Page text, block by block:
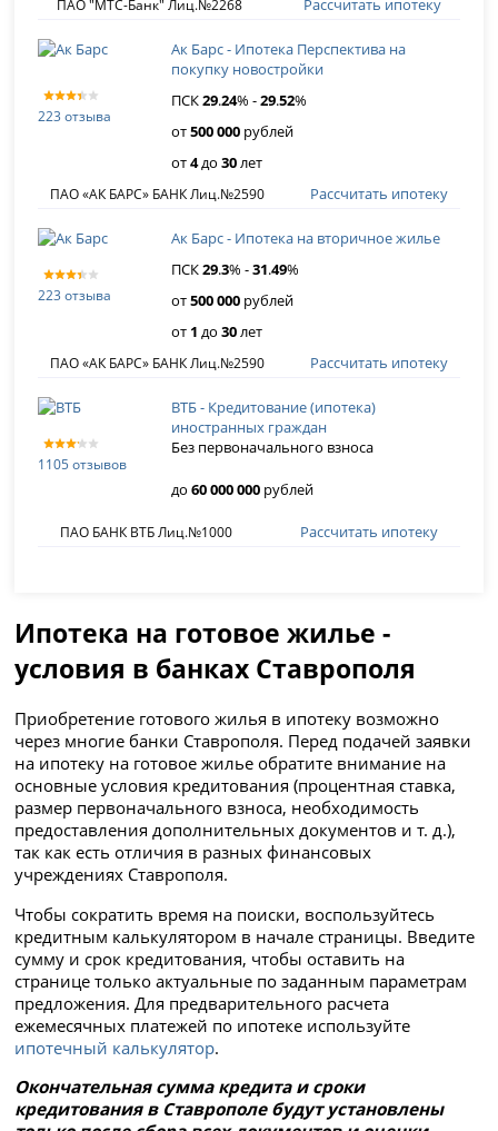
ПАО "МТС-Банк" Лиц.№2268 Рассчитать ипотеку
223 отзыва
Ак Барс - Ипотека Перспектива на
покупку новостройки
ПСК29.24% -29.52%
от500 000 рублей
от4до30лет
ПАО «АК БАРС» БАНК Лиц.№2590 Рассчитать ипотеку
223 отзыва
Ак Барс - Ипотека на вторичное жилье
ПСК29.3% -31.49%
от500 000 рублей
от 1 до30лет
ПАО «АК БАРС» БАНК Лиц.№2590 Рассчитать ипотеку
1105 отзывов
ВТБ - Кредитование (ипотека)
иностранных граждан
Без первоначального взноса
до60 000 000 рублей
ПАО БАНК ВТБ Лиц.№1000 Рассчитать ипотеку
Ипотека на готовое жилье -
условия в банках Ставрополя
Приобретение готового жилья в ипотеку возможно
через многие банки Ставрополя. Перед подачей заявки
на ипотеку на готовое жилье обратите внимание на
основные условия кредитования (процентная ставка,
размер первоначального взноса, необходимость
предоставления дополнительных документов и т. д.),
так как есть отличия в разных финансовых
учреждениях Ставрополя.
Чтобы сократить время на поиски, воспользуйтесь
кредитным калькулятором в начале страницы. Введите
сумму и срок кредитования, чтобы оставить на
странице только актуальные по заданным параметрам
предложения. Для предварительного расчета
ежемесячных платежей по ипотеке используйте
ипотечный калькулятор.
Окончательная сумма кредита и сроки
кредитования в Ставрополе будут установлены